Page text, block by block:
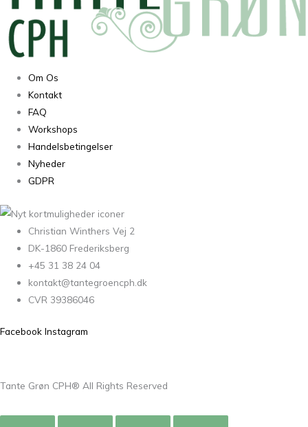
Om Os
Kontakt
FAQ
Workshops
Handelsbetingelser
Nyheder
GDPR
Christian Winthers Vej 2
DK-1860 Frederiksberg
+45 31 38 24 04
kontakt@tantegroencph.dk
CVR 39386046
Facebook Instagram
Tante Grøn CPH® All Rights Reserved